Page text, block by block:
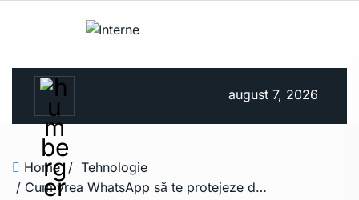
august 7, 2026
Home / Tehnologie
/ Cum vrea WhatsApp să te protejeze de escroci și cum să ai grijă la tentativele de fraudă online